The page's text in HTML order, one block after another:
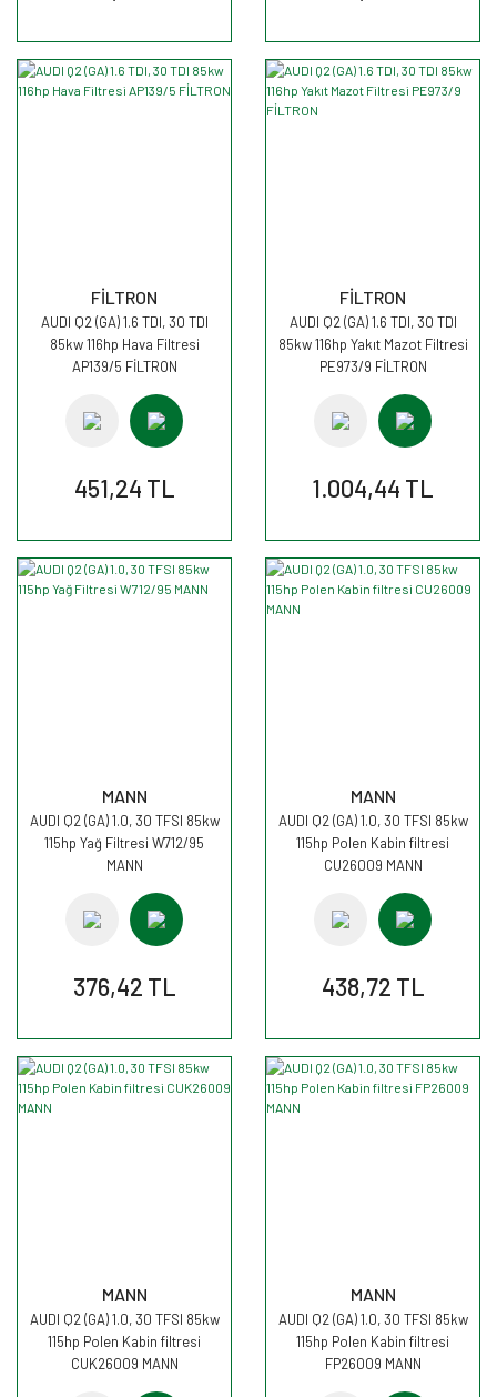
FİLTRON
AUDI Q2 (GA) 1.6 TDI, 30 TDI
85kw 116hp Hava Filtresi
AP139/5 FİLTRON
451,24 TL
FİLTRON
AUDI Q2 (GA) 1.6 TDI, 30 TDI
85kw 116hp Yakıt Mazot Filtresi
PE973/9 FİLTRON
1.004,44 TL
MANN
AUDI Q2 (GA) 1.0, 30 TFSI 85kw
115hp Yağ Filtresi W712/95
MANN
376,42 TL
MANN
AUDI Q2 (GA) 1.0, 30 TFSI 85kw
115hp Polen Kabin filtresi
CU26009 MANN
438,72 TL
MANN
AUDI Q2 (GA) 1.0, 30 TFSI 85kw
115hp Polen Kabin filtresi
CUK26009 MANN
MANN
AUDI Q2 (GA) 1.0, 30 TFSI 85kw
115hp Polen Kabin filtresi
FP26009 MANN